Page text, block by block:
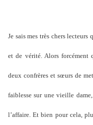
Je sais mes très chers
et de vérité. Alors forcément
deux confrères et sœurs de
faiblesse sur une vieille
l’affaire. Et bien pour cela,